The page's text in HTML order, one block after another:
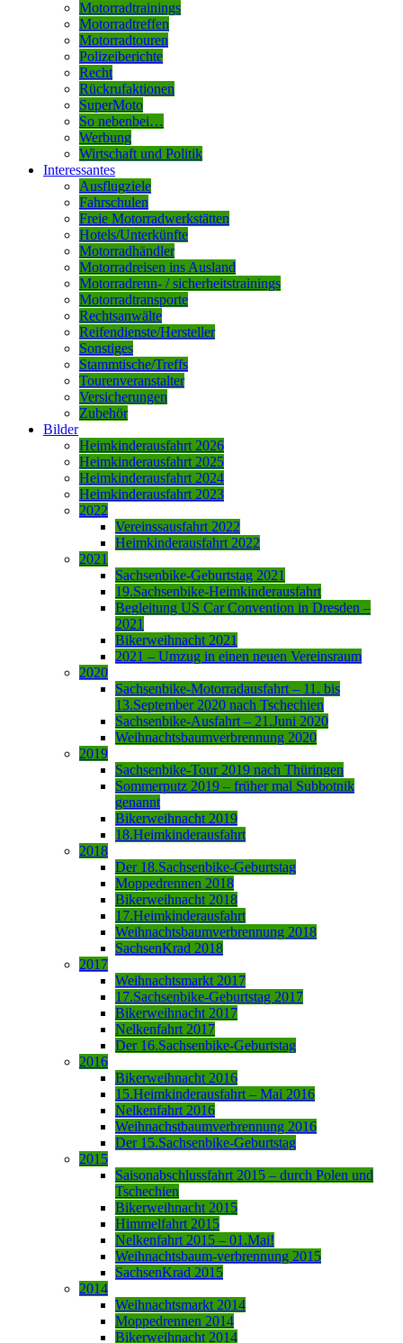
Motorradtrainings
Motorradtreffen
Motorradtouren
Polizeiberichte
Recht
Rückrufaktionen
SuperMoto
So nebenbei…
Werbung
Wirtschaft und Politik
Interessantes
Ausflugziele
Fahrschulen
Freie Motorradwerkstätten
Hotels/Unterkünfte
Motorradhändler
Motorradreisen ins Ausland
Motorradrenn- / sicherheitstrainings
Motorradtransporte
Rechtsanwälte
Reifendienste/Hersteller
Sonstiges
Stammtische/Treffs
Tourenveranstalter
Versicherungen
Zubehör
Bilder
Heimkinderausfahrt 2026
Heimkinderausfahrt 2025
Heimkinderausfahrt 2024
Heimkinderausfahrt 2023
2022
Vereinssausfahrt 2022
Heimkinderausfahrt 2022
2021
Sachsenbike-Geburtstag 2021
19.Sachsenbike-Heimkinderausfahrt
Begleitung US Car Convention in Dresden –
2021
Bikerweihnacht 2021
2021 – Umzug in einen neuen Vereinsraum
2020
Sachsenbike-Motorradausfahrt – 11. bis
13.September 2020 nach Tschechien
Sachsenbike-Ausfahrt – 21.Juni 2020
Weihnachtsbaumverbrennung 2020
2019
Sachsenbike-Tour 2019 nach Thüringen
Sommerputz 2019 – früher mal Subbotnik
genannt
Bikerweihnacht 2019
18.Heimkinderausfahrt
2018
Der 18.Sachsenbike-Geburtstag
Moppedrennen 2018
Bikerweihnacht 2018
17.Heimkinderausfahrt
Weihnachtsbaumverbrennung 2018
SachsenKrad 2018
2017
Weihnachtsmarkt 2017
17.Sachsenbike-Geburtstag 2017
Bikerweihnacht 2017
Nelkenfahrt 2017
Der 16.Sachsenbike-Geburtstag
2016
Bikerweihnacht 2016
15.Heimkinderausfahrt – Mai 2016
Nelkenfahrt 2016
Weihnachstbaumverbrennung 2016
Der 15.Sachsenbike-Geburtstag
2015
Saisonabschlussfahrt 2015 – durch Polen und
Tschechien
Bikerweihnacht 2015
Himmelfahrt 2015
Nelkenfahrt 2015 – 01.Mai!
Weihnachtsbaum-verbrennung 2015
SachsenKrad 2015
2014
Weihnachtsmarkt 2014
Moppedrennen 2014
Bikerweihnacht 2014